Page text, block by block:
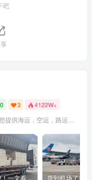
吧
0 3 4122W+
微信1139976508，可为您提供海运，空运，路运，铁路运输
拒绝乱收费！一文看懂中国货代计费套路，教你避开所有隐形坑